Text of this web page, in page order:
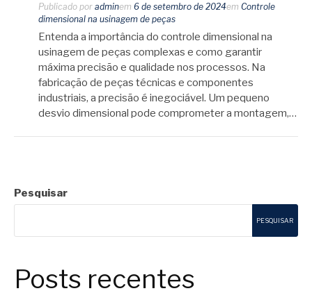
Publicado por adminem 6 de setembro de 2024em Controle
dimensional na usinagem de peças
Entenda a importância do controle dimensional na
usinagem de peças complexas e como garantir
máxima precisão e qualidade nos processos. Na
fabricação de peças técnicas e componentes
industriais, a precisão é inegociável. Um pequeno
desvio dimensional pode comprometer a montagem,…
Pesquisar
PESQUISAR
Posts recentes